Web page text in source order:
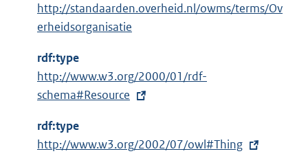
http://standaarden.overheid.nl/owms/terms/Ov
erheidsorganisatie
rdf:type
E
x
e
r
http://www.w3.org/2000/01/rdf-
schema#Resource
rdf:type
E
http://www.w3.org/2002/07/owl#Thing